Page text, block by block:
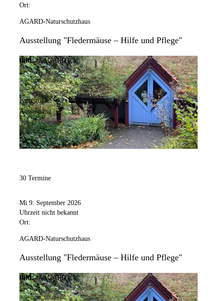
Ort:
AGARD-Naturschutzhaus
Ausstellung "Fledermäuse – Hilfe und Pflege"
Bild: © AGARD e.V.
Kategorie:
Ausstellung
30 Termine
Mi 9. September 2026
Uhrzeit nicht bekannt
Ort:
AGARD-Naturschutzhaus
Ausstellung "Fledermäuse – Hilfe und Pflege"
Bild: © AGARD e.V.